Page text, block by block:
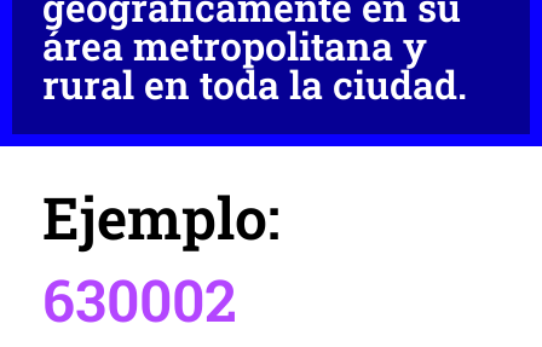
área metropolitana y
rural en toda la ciudad.
Ejemplo:
630002